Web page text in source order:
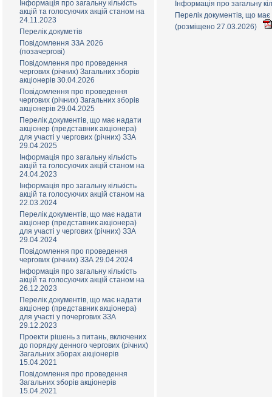
Інформація про загальну кількість
акцій та голосуючих акцій станом на
24.11.2023
Перелік докуметів
Повідомлення ЗЗА 2026
(позачерговi)
Повідомлення про проведення
чергових (річних) Загальних зборів
акціонерів 30.04.2026
Повідомлення про проведення
чергових (річних) Загальних зборів
акціонерів 29.04.2025
Перелік документів, що має надати
акціонер (представник акціонера)
для участі у чергових (річних) ЗЗА
29.04.2025
Інформація про загальну кількість
акцій та голосуючих акцій станом на
24.04.2023
Інформація про загальну кількість
акцій та голосуючих акцій станом на
22.03.2024
Перелік документів, що має надати
акціонер (представник акціонера)
для участі у чергових (річних) ЗЗА
29.04.2024
Повідомлення про проведення
чергових (річних) ЗЗА 29.04.2024
Інформація про загальну кількість
акцій та голосуючих акцій станом на
26.12.2023
Перелік документів, що має надати
акціонер (представник акціонера)
для участі у почергових ЗЗА
29.12.2023
Проекти рішень з питань, включених
до порядку денного чергових (річних)
Загальних зборах акціонерів
15.04.2021
Повідомлення про проведення
Загальних зборів акціонерів
15.04.2021
Інформація про загальну
Перелік документів, що
(розміщено 27.03.2026)